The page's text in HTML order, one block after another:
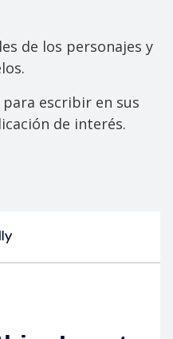
de los personajes y
escribir en sus
de interés.